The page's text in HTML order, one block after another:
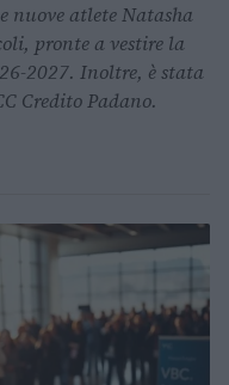
nuove atlete Natasha
pronte a vestire la
2027. Inoltre, è stata
Credito Padano.